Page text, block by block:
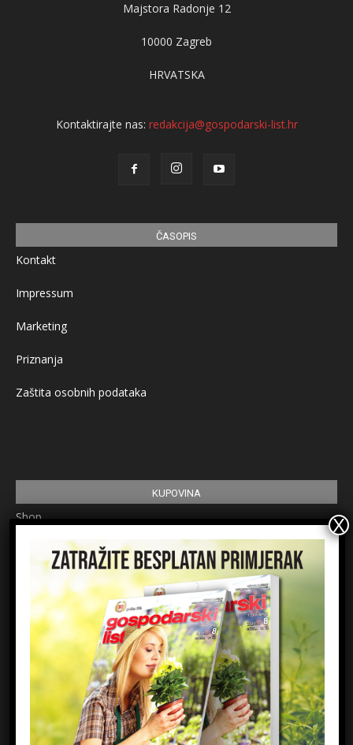
Majstora Radonje 12
10000 Zagreb
HRVATSKA
Kontaktirajte nas: redakcija@gospodarski-list.hr
ČASOPIS
Kontakt
Impressum
Marketing
Priznanja
Zaštita osobnih podataka
KUPOVINA
Shop
Pretplata
Uvjeti korištenja
Prijavite se na newsletter
Email